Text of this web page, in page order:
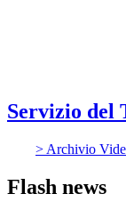
Servizio del
> Archivio
Flash news